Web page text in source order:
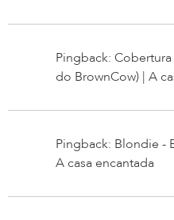
Pingback:
do BrownCow) | A
Pingback: Blondie -
A casa encantada